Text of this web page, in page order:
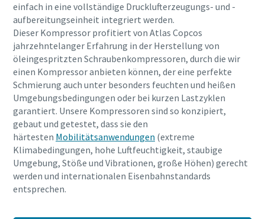
einfach in eine vollständige Drucklufterzeugungs- und -
aufbereitungseinheit integriert werden.
Dieser Kompressor profitiert von Atlas Copcos
jahrzehntelanger Erfahrung in der Herstellung von
öleingespritzten Schraubenkompressoren, durch die wir
einen Kompressor anbieten können, der eine perfekte
Schmierung auch unter besonders feuchten und heißen
Umgebungsbedingungen oder bei kurzen Lastzyklen
garantiert. Unsere Kompressoren sind so konzipiert,
gebaut und getestet, dass sie den
härtesten Mobilitätsanwendungen (extreme
Klimabedingungen, hohe Luftfeuchtigkeit, staubige
Umgebung, Stöße und Vibrationen, große Höhen) gerecht
werden und internationalen Eisenbahnstandards
entsprechen.